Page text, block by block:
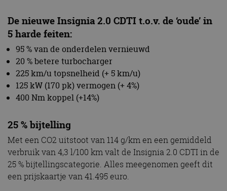
De nieuwe Insignia 2.0 CDTI t.o.v. de ‘oude’ in
5 harde feiten:
95 % van de onderdelen vernieuwd
20 % betere turbocharger
225 km/u topsnelheid (+ 5 km/u)
125 kW (170 pk) vermogen (+ 4%)
400 Nm koppel (+14%)
25 % bijtelling
Met een CO2 uitstoot van 114 g/km en een gemiddeld
verbruik van 4,3 l/100 km valt de Insignia 2.0 CDTI in de
25 % bijtellingscategorie. Alles meegenomen geeft dit
een prijskaartje van 41.495 euro.